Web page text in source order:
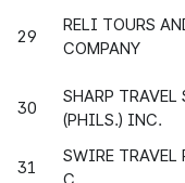
29
RELI TOURS
COMPANY
30
SHARP TRAVEL
(PHILS.) INC.
31
SWIRE